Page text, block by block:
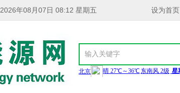
2026年08月07日 08:12 星期五 设为首页